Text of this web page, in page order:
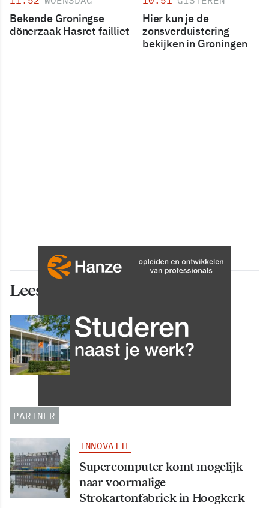
Bekende Groningse
dönerzaak Hasret failliet
Hier kun je de
zonsverduistering
bekijken in Groningen
Lees ook deze artikelen
INNOVATIE
Grip op data en informatie:
Leergang Data en
PARTNER
INNOVATIE
Supercomputer komt mogelijk
naar voormalige
Strokartonfabriek in Hoogkerk